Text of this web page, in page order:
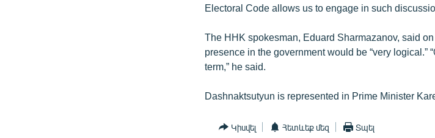
Electoral Code allows us to engage in such
The HHK spokesman, Eduard Sharmazanov, said
presence in the government would be “very logical.”
term,” he said.
Dashnaktsutyun is represented in Prime Minister
Կիսվել Հետևեք մեզ Տպել